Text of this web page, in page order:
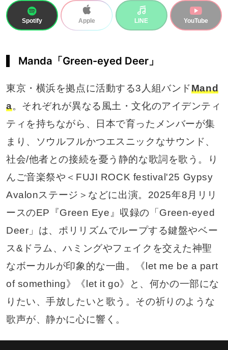
Spotify Apple LINE YouTube
Manda「Green-eyed Deer」
東京・横浜を拠点に活動する3人組バンドMand
a。それぞれが異なる風土・文化のアイデンティ
ティを持ちながら、日本で育ったメンバーが集
まり、ソウルフルかつエスニックなサウンド、
社会/他者との接続を憂う静的な歌詞を歌う。り
んご音楽祭や＜FUJI ROCK festival'25 Gypsy
Avalonステージ＞などに出演。2025年8月リリ
ースのEP『Green Eye』収録の「Green-eyed
Deer」は、ポリリズムでループする鍵盤やベー
ス&ドラム、ハミングやフェイクを交えた神聖
なボーカルが印象的な一曲。《let me be a part
of something》《let it go》と、何かの一部にな
りたい、手放したいと歌う。その祈りのような
歌声が、静かに心に響く。